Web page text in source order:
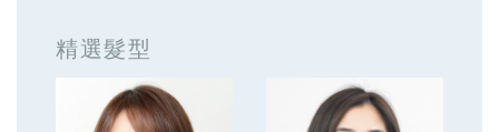
精選髮型